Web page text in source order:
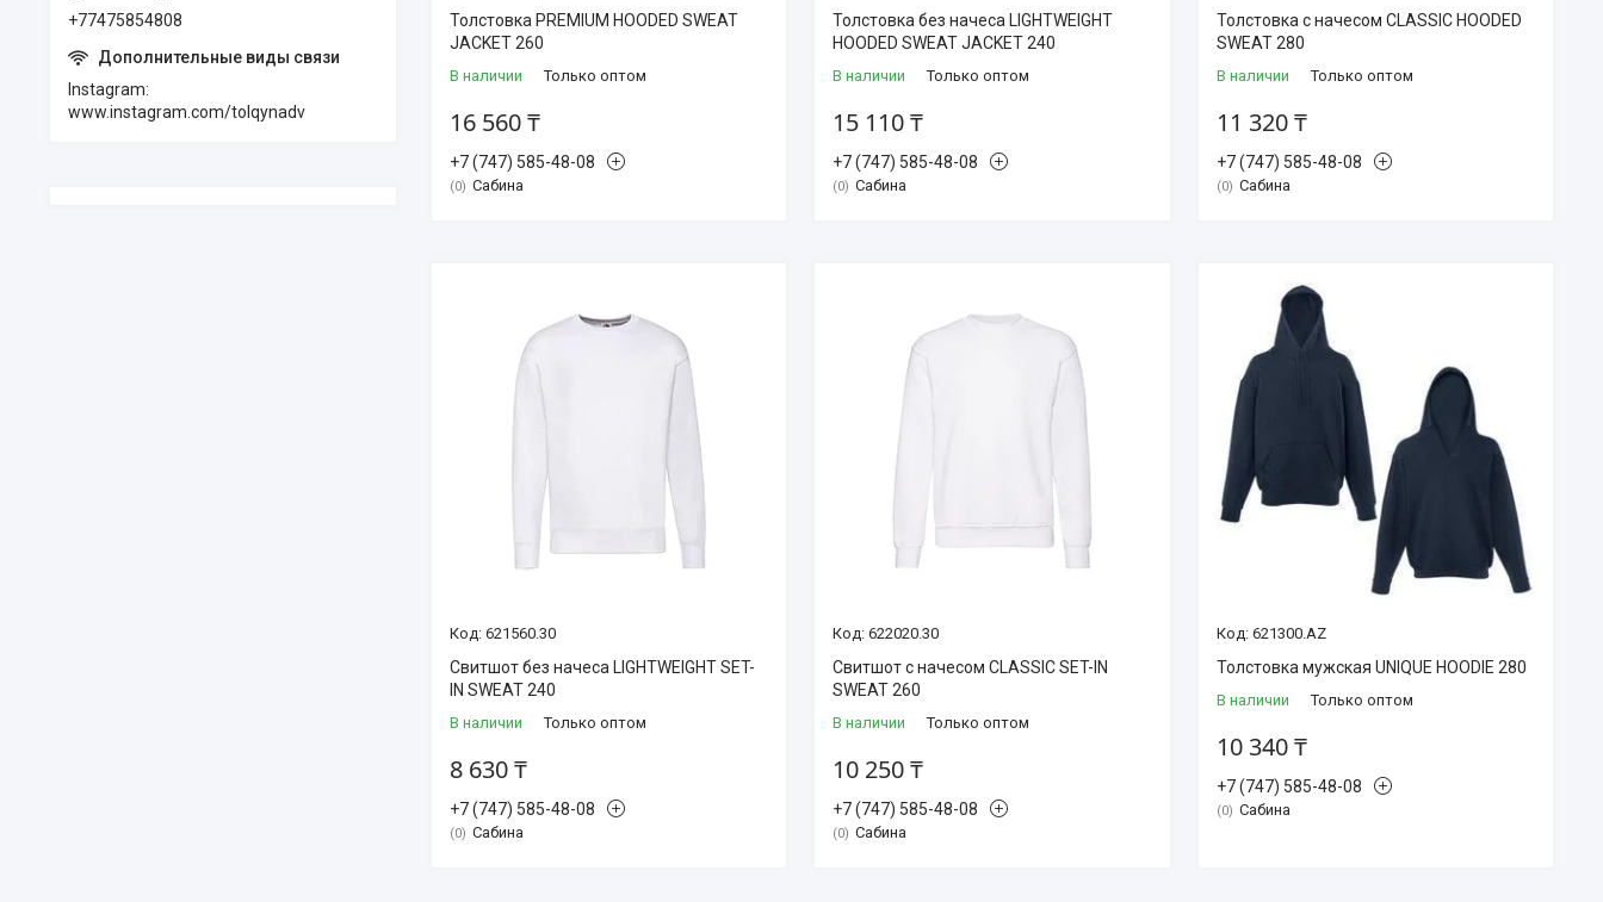
Толстовка PREMIUM HOODED SWEAT
JACKET 260
В наличии Только оптом
16 560 ₸
+7 (747) 585-48-08
0 Сабина
Толстовка без начеса LIGHTWEIGHT
HOODED SWEAT JACKET 240
В наличии Только оптом
15 110 ₸
+7 (747) 585-48-08
0 Сабина
Толстовка с начесом CLASSIC HOODED
SWEAT 280
В наличии Только оптом
11 320 ₸
+7 (747) 585-48-08
0 Сабина
621560.30
Свитшот без начеса LIGHTWEIGHT SET-
IN SWEAT 240
В наличии Только оптом
8 630 ₸
+7 (747) 585-48-08
0 Сабина
622020.30
Свитшот с начесом CLASSIC SET-IN
SWEAT 260
В наличии Только оптом
10 250 ₸
+7 (747) 585-48-08
0 Сабина
621300.AZ
Толстовка мужская UNIQUE HOODIE 280
В наличии Только оптом
10 340 ₸
+7 (747) 585-48-08
0 Сабина
+77475854808
Instagram
www.instagram.com/tolqynadv